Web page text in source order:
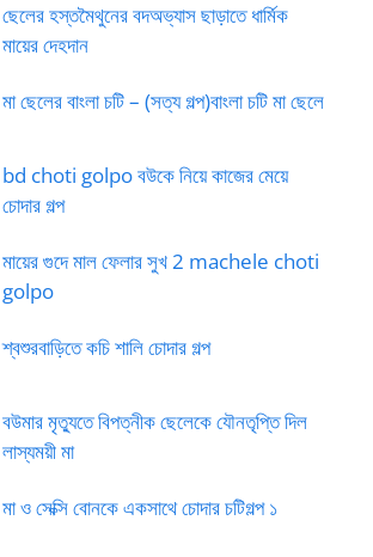
ছেলের হস্তমৈথুনের বদঅভ্যাস ছাড়াতে ধার্মিক
মায়ের দেহদান
মা ছেলের বাংলা চটি – (সত্য গল্প)বাংলা চটি মা ছেলে
bd choti golpo বউকে নিয়ে কাজের মেয়ে
চোদার গল্প
মায়ের গুদে মাল ফেলার সুখ 2 machele choti
golpo
শ্বশুরবাড়িতে কচি শালি চোদার গল্প
বউমার মৃত্যুতে বিপত্নীক ছেলেকে যৌনতৃপ্তি দিল
লাস্যময়ী মা
মা ও সেক্সি বোনকে একসাথে চোদার চটিগল্প ১